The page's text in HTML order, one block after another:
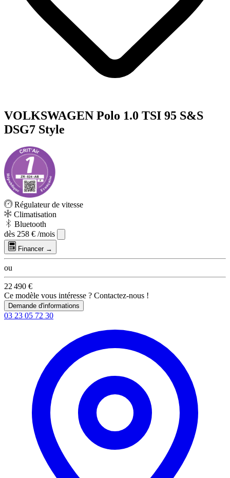
VOLKSWAGEN Polo 1.0 TSI 95 S&S
DSG7 Style
Régulateur de vitesse
Climatisation
Bluetooth
dès 258 € /mois
Financer →
ou
22 490 €
Ce modèle vous intéresse ? Contactez-nous !
Demande d'informations
03 23 05 72 30